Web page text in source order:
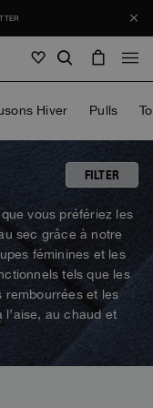
Hiver Pulls
FILTER
vous préfériez les
sec grâce à notre
féminines et les
tels que les
rembourrées et les
au chaud et